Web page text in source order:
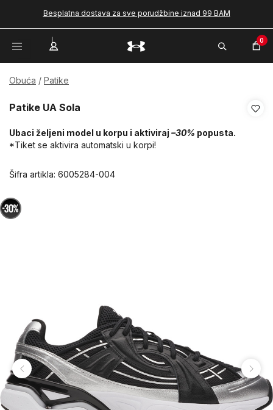
Besplatna dostava za sve porudžbine iznad 99 BAM
0
Obuća Patike
Patike UA Sola
Ubaci željeni model u korpu i aktiviraj –30% popusta.
*Tiket se aktivira automatski u korpi!
Šifra artikla: 6005284-004